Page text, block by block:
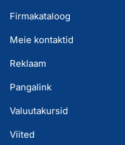
Firmakataloog
Meie kontaktid
Reklaam
Pangalink
Valuutakursid
Viited